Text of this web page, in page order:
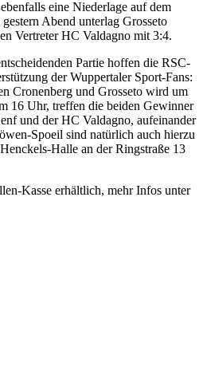
eine Niederlage auf dem
Abend unterlag Grosseto
Vertreter HC Valdagno mit 3:4.
Partie hoffen die RSC-
der Wuppertaler Sport-Fans:
Cronenberg und Grosseto wird um
16 Uhr, treffen die beiden Gewinner
und der HC Valdagno, aufeinander
Spoeil sind natürlich auch hierzu
Halle an der Ringstraße 13
Kasse erhältlich, mehr Infos unter